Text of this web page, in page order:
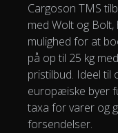
Cargoson TMS
med Wolt og Bolt,
mulighed for at
på op til 25 kg
pristilbud. Ideel til
europæiske byer
taxa for varer og
forsendelser.